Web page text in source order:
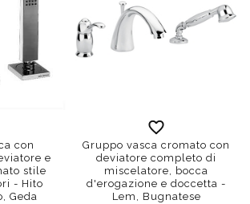
con
e
stile
- Hito
Geda
Gruppo vasca cromato con
deviatore completo di
miscelatore, bocca
d'erogazione e doccetta -
Lem, Bugnatese